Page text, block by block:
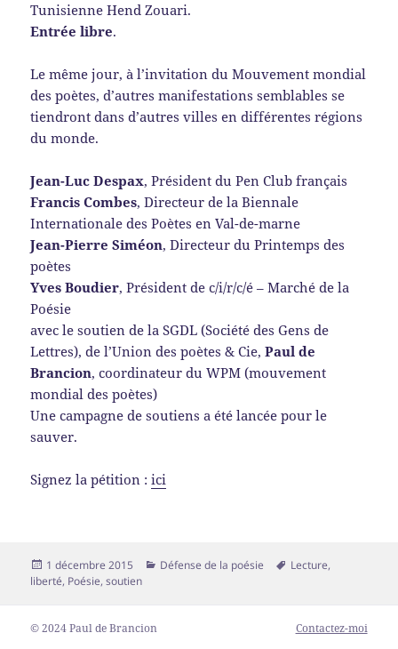
Tunisienne Hend Zouari.
Entrée libre.
Le même jour, à l’invitation du Mouvement mondial
des poètes, d’autres manifestations semblables se
tiendront dans d’autres villes en différentes régions
du monde.
Jean-Luc Despax, Président du Pen Club français
Francis Combes, Directeur de la Biennale
Internationale des Poètes en Val-de-marne
Jean-Pierre Siméon, Directeur du Printemps des
poètes
Yves Boudier, Président de c/i/r/c/é – Marché de la
Poésie
avec le soutien de la SGDL (Société des Gens de
Lettres), de l’Union des poètes & Cie,Paul de
Brancion, coordinateur du WPM (mouvement
mondial des poètes)
Une campagne de soutiens a été lancée pour le
sauver.
Signez la pétition :ici
Publié
le
1 décembre 2015 Catégories
Défense de la poésie
Mots-
Lecture,
liberté, Poésie,soutien
© 2024 Paul de Brancion Contactez-moi